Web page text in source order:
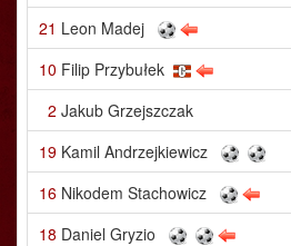
21 Leon Madej
10 Filip Przybułek
2 Jakub Grzejszczak
19 Kamil Andrzejkiewicz
16 Nikodem Stachowicz
18 Daniel Gryzio